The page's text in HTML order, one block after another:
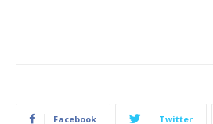
Facebook Twitter